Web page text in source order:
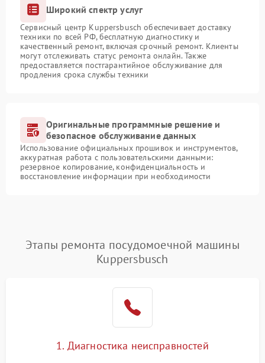
Широкий спектр услуг
Сервисный центр Kuppersbusch обеспечивает доставку
техники по всей РФ, бесплатную диагностику и
качественный ремонт, включая срочный ремонт. Клиенты
могут отслеживать статус ремонта онлайн. Также
предоставляется постгарантийное обслуживание для
продления срока службы техники
Оригинальные программные решение и
безопасное обслуживание данных
Использование официальных прошивок и инструментов,
аккуратная работа с пользовательскими данными:
резервное копирование, конфиденциальность и
восстановление информации при необходимости
Этапы ремонта посудомоечной машины
Kuppersbusch
1. Диагностика неисправностей